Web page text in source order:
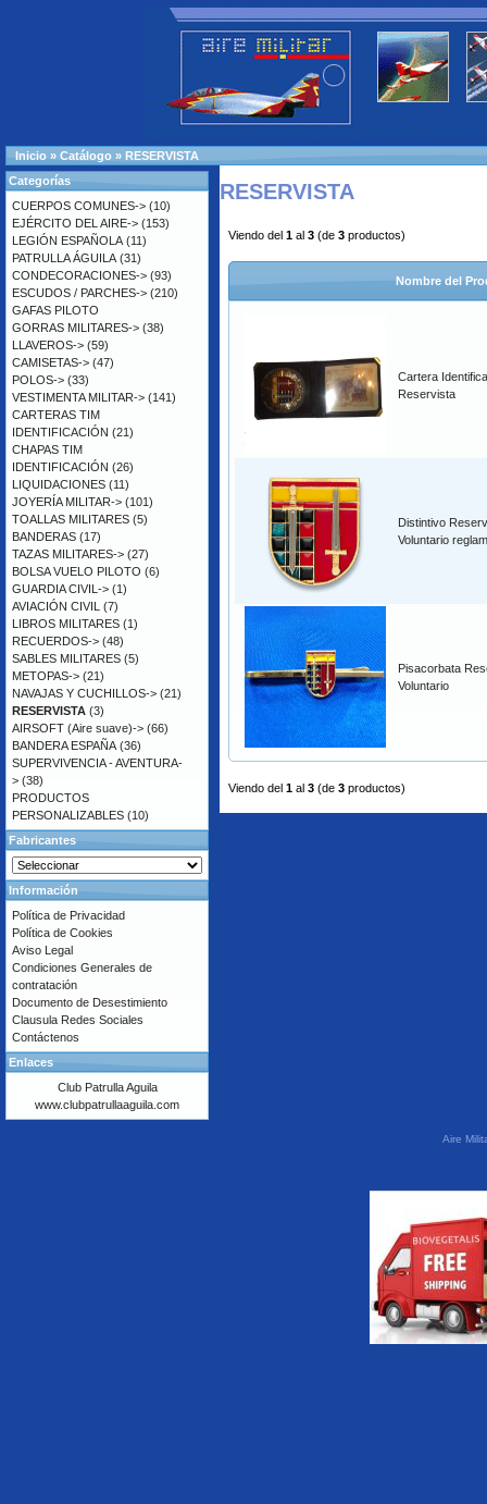
Inicio » Catálogo » RESERVISTA
RESERVISTA
Viendo del 1 al 3 (de 3 productos)
Nombre del
Cartera
Reservista
Distintivo
Voluntario
Pisacorbata
Voluntario
Viendo del 1 al 3 (de 3 productos)
Categorías
CUERPOS COMUNES-> (10)
EJÉRCITO DEL AIRE-> (153)
LEGIÓN ESPAÑOLA (11)
PATRULLA ÁGUILA (31)
CONDECORACIONES-> (93)
ESCUDOS / PARCHES-> (210)
GAFAS PILOTO
GORRAS MILITARES-> (38)
LLAVEROS-> (59)
CAMISETAS-> (47)
POLOS-> (33)
VESTIMENTA MILITAR-> (141)
CARTERAS TIM
IDENTIFICACIÓN (21)
CHAPAS TIM
IDENTIFICACIÓN (26)
LIQUIDACIONES (11)
JOYERÍA MILITAR-> (101)
TOALLAS MILITARES (5)
BANDERAS (17)
TAZAS MILITARES-> (27)
BOLSA VUELO PILOTO (6)
GUARDIA CIVIL-> (1)
AVIACIÓN CIVIL (7)
LIBROS MILITARES (1)
RECUERDOS-> (48)
SABLES MILITARES (5)
METOPAS-> (21)
NAVAJAS Y CUCHILLOS-> (21)
RESERVISTA (3)
AIRSOFT (Aire suave)-> (66)
BANDERA ESPAÑA (36)
SUPERVIVENCIA - AVENTURA-
> (38)
PRODUCTOS
PERSONALIZABLES (10)
Fabricantes
Información
Política de Privacidad
Política de Cookies
Aviso Legal
Condiciones Generales de
contratación
Documento de Desestimiento
Clausula Redes Sociales
Contáctenos
Enlaces
Club Patrulla Aguila
www.clubpatrullaaguila.com
Aire